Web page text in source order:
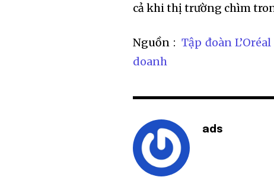
cả khi thị trường chìm
Nguồn :Tập đoàn
doanh
ads